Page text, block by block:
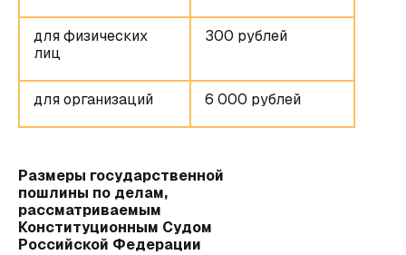
для физических
лиц
300 рублей
для организаций 6 000 рублей
Размеры государственной
пошлины по делам,
рассматриваемым
Конституционным Судом
Российской Федерации